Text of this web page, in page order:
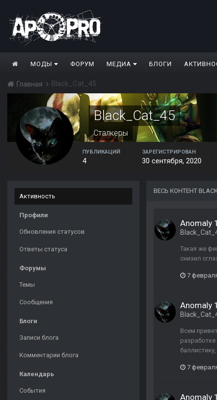
МОДЫ ФОРУМ МЕДИА БЛОГИ
Главная Black_Cat_45
Black_Cat_45
Сталкеры
ПУБЛИКАЦИЙ
4
ЗАРЕГИСТРИРОВАН
30 сентября, 2020
Активность
Профили
Обновления статусов
Ответы статуса
Форумы
Темы
Сообщения
Блоги
Записи блога
Комментарии блога
Календарь
События
ВЕСЬ КОНТЕНТ
Anomaly
Такая же
снизил
7
Anomaly
Всем
7
Anomaly